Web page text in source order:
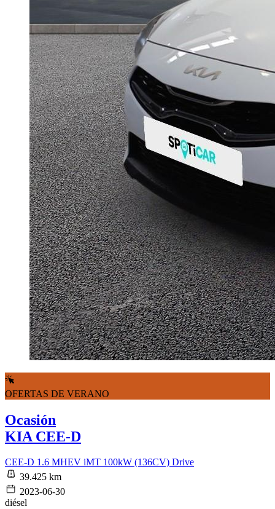
OFERTAS DE VERANO
Ocasión
KIA CEE-D
CEE-D 1.6 MHEV iMT 100kW (136CV) Drive
39.425 km
2023-06-30
diésel